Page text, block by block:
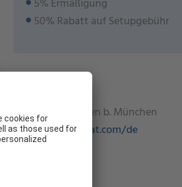
50% Rabatt auf Setupgebühr
85778 Haimhausen b. München
https://hotellistat.com/de